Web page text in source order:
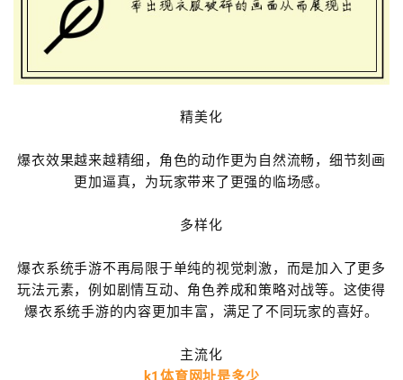
精美化
爆衣效果越来越精细，角色的动作更为自然流畅，细节刻画
更加逼真，为玩家带来了更强的临场感。
多样化
爆衣系统手游不再局限于单纯的视觉刺激，而是加入了更多
玩法元素，例如剧情互动、角色养成和策略对战等。这使得
爆衣系统手游的内容更加丰富，满足了不同玩家的喜好。
主流化
k1体育网址是多少